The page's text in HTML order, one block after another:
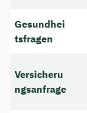
Gesundhei
tsfragen
Versicheru
ngsanfrage